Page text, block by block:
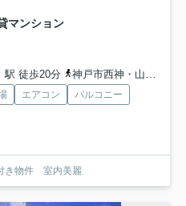
マンション
駅 徒歩20分
神戸市西神・山手線「名谷」駅 徒歩37分
エアコン
バルコニー
き物件 室内美麗